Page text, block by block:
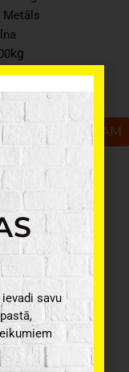
Metāls
kg
16 x 32cm
GROZAM
savu